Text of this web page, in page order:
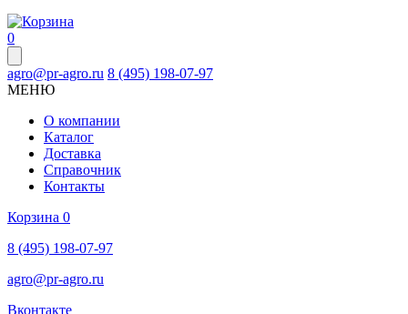
0
agro@pr-agro.ru 8 (495) 198-07-97
МЕНЮ
О компании
Каталог
Доставка
Справочник
Контакты
Корзина 0
8 (495) 198-07-97
agro@pr-agro.ru
Вконтакте